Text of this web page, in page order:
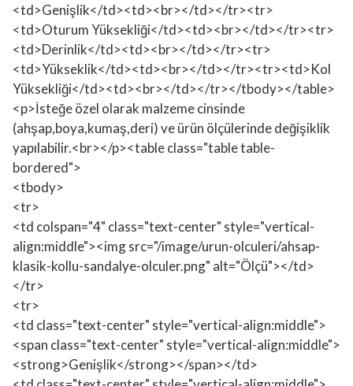
<td>Genişlik</td><td><br></td></tr><tr>
<td>Oturum Yüksekliği</td><td><br></td></tr><tr>
<td>Derinlik</td><td><br></td></tr><tr>
<td>Yükseklik</td><td><br></td></tr><tr><td>Kol
Yüksekliği</td><td><br></td></tr></tbody></table>
<p>İsteğe özel olarak malzeme cinsinde
(ahşap,boya,kumaş,deri) ve ürün ölçülerinde değişiklik
yapılabilir.<br></p><table class="table table-
bordered">
<tbody>
<tr>
<td colspan="4" class="text-center" style="vertical-
align:middle"><img src="/image/urun-olculeri/ahsap-
klasik-kollu-sandalye-olculer.png" alt="Ölçü"></td>
</tr>
<tr>
<td class="text-center" style="vertical-align:middle">
<span class="text-center" style="vertical-align:middle">
<strong>Genişlik</strong></span></td>